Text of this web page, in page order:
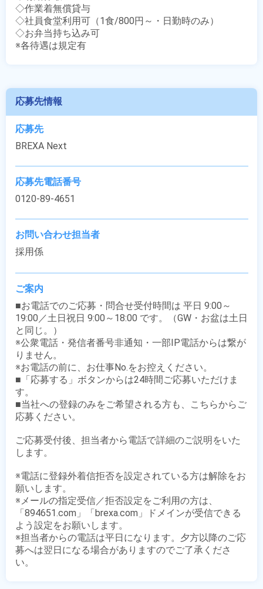
◇作業着無償貸与
◇社員食堂利用可（1食/800円～・日勤時のみ）
◇お弁当持ち込み可
※各待遇は規定有
応募先情報
応募先
BREXA Next
応募先電話番号
0120-89-4651
お問い合わせ担当者
採用係
ご案内
■お電話でのご応募・問合せ受付時間は 平日 9:00～
19:00／土日祝日 9:00～18:00 です。（GW・お盆は土日
と同じ。）
※公衆電話・発信者番号非通知・一部IP電話からは繋が
りません。
※お電話の前に、お仕事No.をお控えください。
■「応募する」ボタンからは24時間ご応募いただけま
す。
■当社への登録のみをご希望される方も、こちらからご
応募ください。
ご応募受付後、担当者から電話で詳細のご説明をいた
します。
※電話に登録外着信拒否を設定されている方は解除をお
願いします。
※メールの指定受信／拒否設定をご利用の方は、
「894651.com」「brexa.com」ドメインが受信できる
よう設定をお願いします。
※担当者からの電話は平日になります。夕方以降のご応
募へは翌日になる場合がありますのでご了承くださ